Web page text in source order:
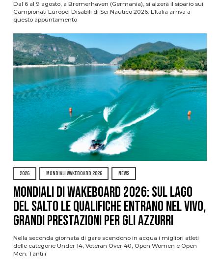
Dal 6 al 9 agosto, a Bremerhaven (Germania), si alzerà il sipario sui
Campionati Europei Disabili di Sci Nautico 2026. L’Italia arriva a
questo appuntamento
2026 MONDIALI WAKEBOARD 2026 NEWS
Mondiali di Wakeboard 2026: sul Lago
del Salto le qualifiche entrano nel vivo,
grandi prestazioni per gli azzurri
Nella seconda giornata di gare scendono in acqua i migliori atleti
delle categorie Under 14, Veteran Over 40, Open Women e Open
Men. Tanti i